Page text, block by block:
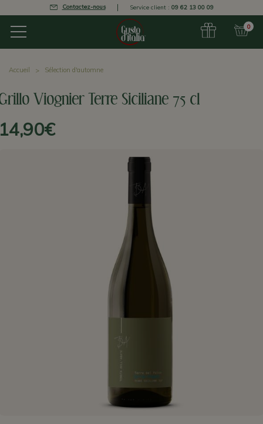
Contactez-nous Service client : 09 62 13 00 09
0
Accueil Sélection d'automne
Viognier Terre Siciliane 75 cl